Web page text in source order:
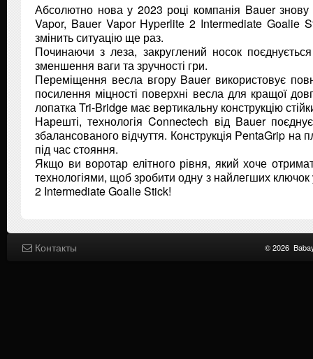
Абсолютно нова у 2023 році компанія Bauer знову
Vapor, Bauer Vapor Hyperlite 2 Intermediate Goalie
змінить ситуацію ще раз.
Починаючи з леза, закруглений носок
зменшення ваги та зручності гри.
Переміщення весла вгору Bauer використовує
посилення міцності поверхні весла для кращої
лопатка Tri-Bridge має вертикальну конструкцію
Нарешті, технологія Connectech від Bauer
збалансованого відчуття. Конструкція PentaGrip
під час стояння.
Якщо ви воротар елітного рівня, який хоче
технологіями, щоб зробити одну з найлегших
2 Intermediate Goalie Stick!
Контакты © 2026